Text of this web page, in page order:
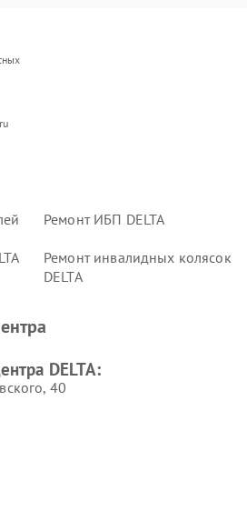
Ремонт ИБП DELTA
Ремонт инвалидных колясок
DELTA
DELTA:
40